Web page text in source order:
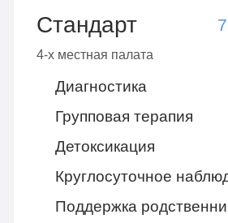
Стандарт
4-х местная палата
Диагностика
Групповая терапия
Детоксикация
Круглосуточное
Поддержка